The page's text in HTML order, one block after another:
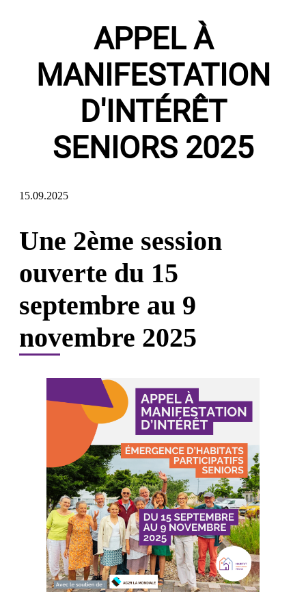
APPEL À
MANIFESTATION
D'INTÉRÊT
SENIORS 2025
15.09.2025
Une 2ème session
ouverte du 15
septembre au 9
novembre 2025